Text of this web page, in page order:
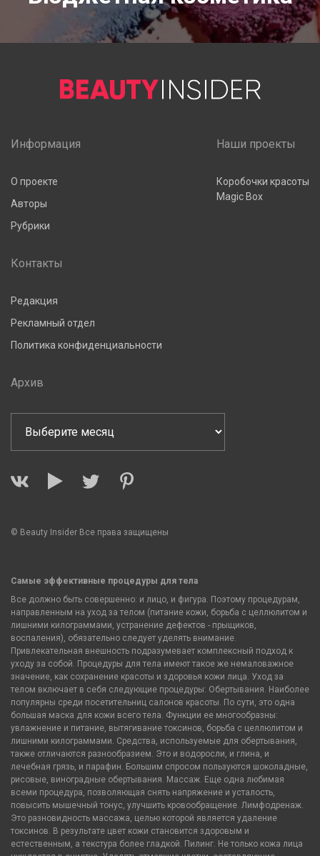
Информация
О проекте
Авторы
Рубрики
Наши проекты
Коробочки красоты
Magic Box
Контакты
Редакция
Рекламный отдел
Политика конфиденциальности
Архив
© Beauty Insider Все права защищены
Самые эффективные процедуры для тела
Все должно быть совершенно: и лицо, и фигура. Поэтому процедурам,
направленным на уход за телом (питание кожи, борьба с целлюлитом и
лишними килограммами, устранение дефектов - прыщиков,
воспаления), обязательно следует уделять внимание.
Привлекательная внешность подразумевает комплексный подход к
уходу за собой. Процедуры для тела имеют такое же немаловажное
значение, как сохранение красоты и здоровья кожи лица. Уход за
телом включает в себя следующие процедуры: Обертывания. Наиболее
популярны среди посетительниц салонов красоты. По сути, это одна
большая маска для кожи всего тела. Функции ее многообразны:
увлажнение и питание, вытягивание токсинов, борьба с целлюлитом и
лишними килограммами. Средства, используемые для обертывания,
также отличаются разнообразием. Это и водоросли, и глина, и
лечебная грязь, и парафин. Большим спросом пользуются шоколадные,
рисовые, виноградные обертывания. Массаж. Еще одна любимая
всеми процедура, позволяющая снять напряжение и усталость,
повысить мышечный тонус, улучшить кровообращение. Лимфодренаж.
Это разновидность массажа, целью которой является удаление
токсинов. В результате цвет кожи становится здоровым и
естественным, а текстура более гладкой. Пилинг. Не только кожа лица